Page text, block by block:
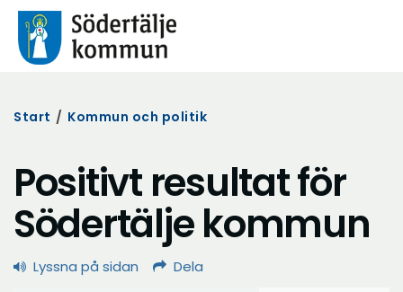
Start / Kommun och politik
Positivt resultat för
Södertälje kommun
Lyssna på sidan Dela